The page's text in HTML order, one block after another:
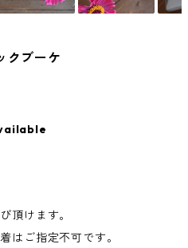
クブーケ
頂けます。
はご指定不可です。